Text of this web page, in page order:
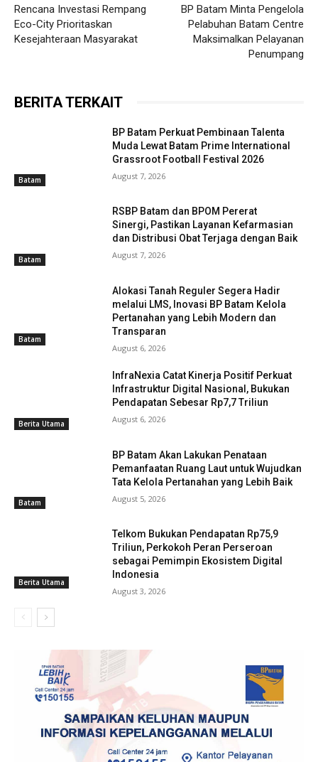
Rencana Investasi Rempang
Eco-City Prioritaskan
Kesejahteraan Masyarakat
BP Batam Minta Pengelola
Pelabuhan Batam Centre
Maksimalkan Pelayanan
Penumpang
BERITA TERKAIT
Batam
BP Batam Perkuat Pembinaan Talenta
Muda Lewat Batam Prime International
Grassroot Football Festival 2026
August 7, 2026
Batam
RSBP Batam dan BPOM Pererat
Sinergi, Pastikan Layanan Kefarmasian
dan Distribusi Obat Terjaga dengan Baik
August 7, 2026
Batam
Alokasi Tanah Reguler Segera Hadir
melalui LMS, Inovasi BP Batam Kelola
Pertanahan yang Lebih Modern dan
Transparan
August 6, 2026
Berita Utama
InfraNexia Catat Kinerja Positif Perkuat
Infrastruktur Digital Nasional, Bukukan
Pendapatan Sebesar Rp7,7 Triliun
August 6, 2026
Batam
BP Batam Akan Lakukan Penataan
Pemanfaatan Ruang Laut untuk Wujudkan
Tata Kelola Pertanahan yang Lebih Baik
August 5, 2026
Berita Utama
Telkom Bukukan Pendapatan Rp75,9
Triliun, Perkokoh Peran Perseroan
sebagai Pemimpin Ekosistem Digital
Indonesia
August 3, 2026